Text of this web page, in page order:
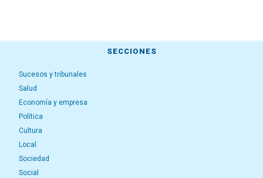
SECCIONES
Sucesos y tribunales
Salud
Economía y empresa
Política
Cultura
Local
Sociedad
Social